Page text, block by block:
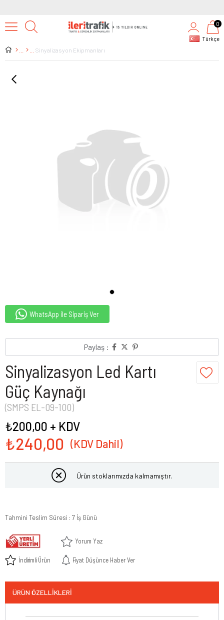
Türkçe
0
Sinyalizasyon Ekipmanları
WhatsApp ile Sipariş Ver
Paylaş :
Sinyalizasyon Led Kartı
Güç Kaynağı
(SMPS EL-09-100)
₺240,00
₺200,00 + KDV
Ürün stoklarımızda kalmamıştır.
Tahmini Teslim Süresi : 7 İş Günü
Yorum Yaz
İndirimli Ürün Fiyat Düşünce Haber Ver
ÜRÜN ÖZELLIKLERI